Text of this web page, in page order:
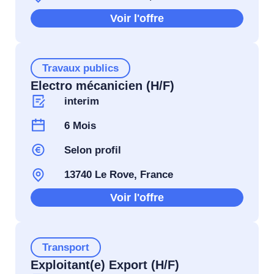
Voir l'offre
Travaux publics
Electro mécanicien (H/F)
interim
6 Mois
Selon profil
13740 Le Rove, France
Voir l'offre
Transport
Exploitant(e) Export (H/F)